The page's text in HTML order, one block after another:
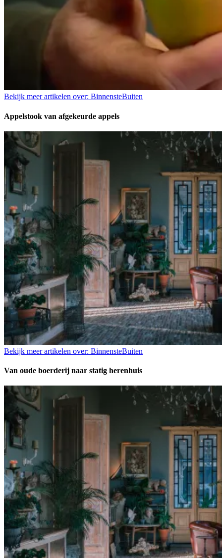
Bekijk meer artikelen over: BinnensteBuiten
Appelstook van afgekeurde appels
Bekijk meer artikelen over: BinnensteBuiten
Van oude boerderij naar statig herenhuis